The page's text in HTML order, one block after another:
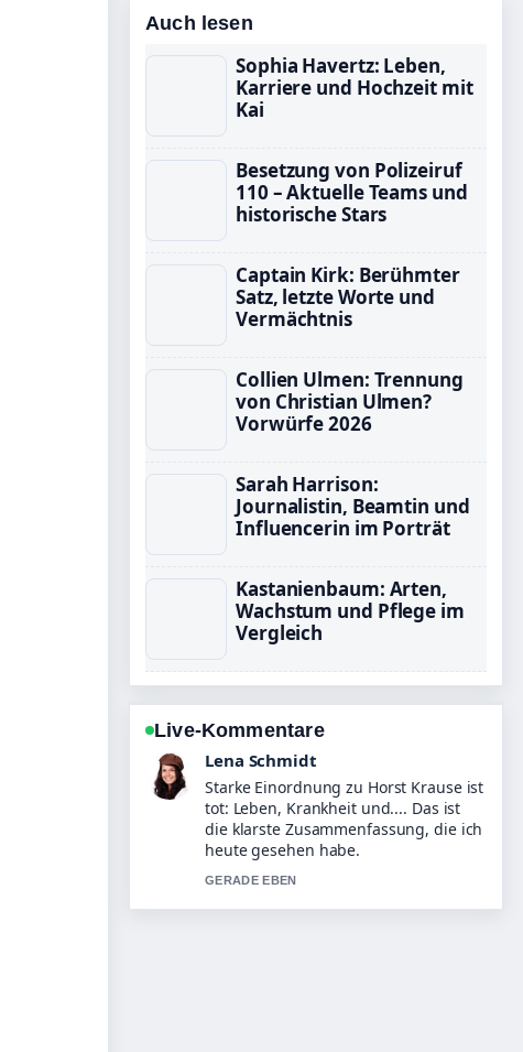
Auch lesen
Sophia Havertz: Leben,
Karriere und Hochzeit mit
Kai
Besetzung von Polizeiruf
110 – Aktuelle Teams und
historische Stars
Captain Kirk: Berühmter
Satz, letzte Worte und
Vermächtnis
Collien Ulmen: Trennung
von Christian Ulmen?
Vorwürfe 2026
Sarah Harrison:
Journalistin, Beamtin und
Influencerin im Porträt
Kastanienbaum: Arten,
Wachstum und Pflege im
Vergleich
Live-Kommentare
Felix Meyer
Verfolge Joyce Ilg: Alter, Freund,
Kinder, Buch und... genau – schaetze
den ausgewogenen Ton hier.
3 MIN ZUVOR